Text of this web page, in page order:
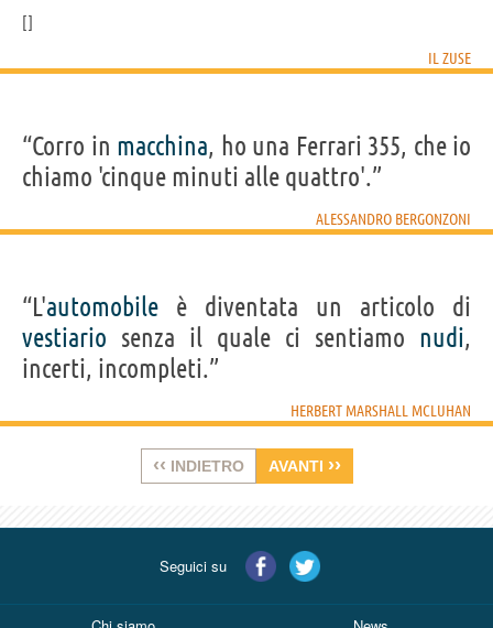
IL ZUSE
“Corro in macchina, ho una Ferrari 355, che io
chiamo 'cinque minuti alle quattro'.”
ALESSANDRO BERGONZONI
“L'automobile è diventata un articolo di
vestiario senza il quale ci sentiamo nudi,
incerti, incompleti.”
HERBERT MARSHALL MCLUHAN
‹‹ INDIETRO AVANTI ››
Seguici su